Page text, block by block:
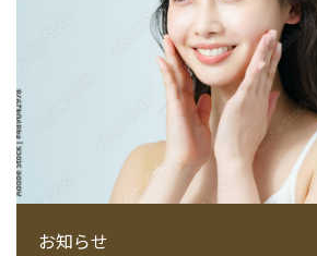
お知らせ